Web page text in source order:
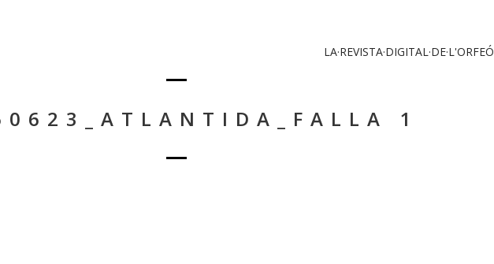
LA·REVISTA·DIGITAL·DE·L'ORFEÓ
1